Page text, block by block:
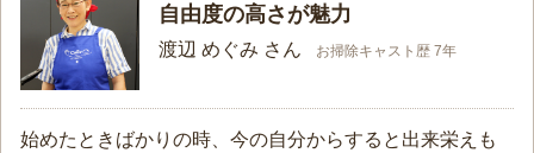
自由度の高さが魅力
渡辺 めぐみ さん お掃除キャスト歴 7年
始めたときばかりの時、今の自分からすると出来栄えも